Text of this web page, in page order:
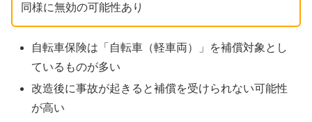
同様に無効の可能性あり
自転車保険は「自転車（軽車両）」を補償対象とし
ているものが多い
改造後に事故が起きると補償を受けられない可能性
が高い